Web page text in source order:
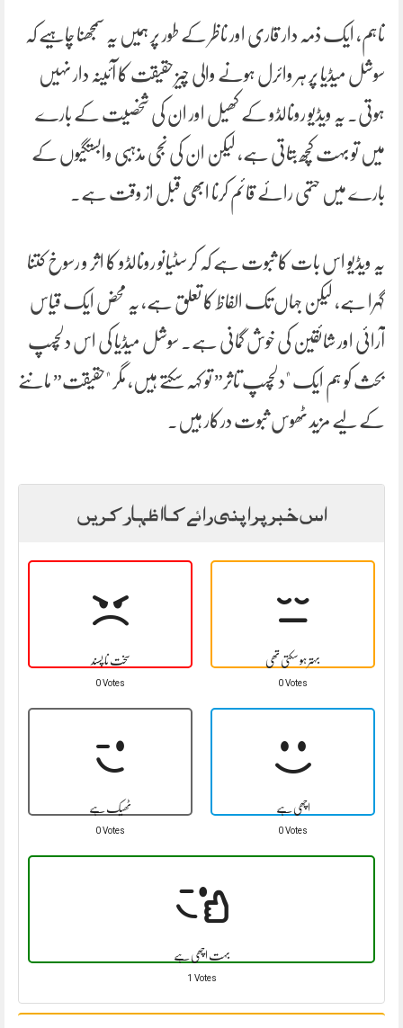
تاہم، ایک ذمہ دار قاری اور ناظر کے طور پر ہمیں یہ سمجھنا چاہیے کہ
سوشل میڈیا پر ہر وائرل ہونے والی چیز حقیقت کا آئینہ دار نہیں
ہوتی۔ یہ ویڈیو رونالڈو کے کھیل اور ان کی شخصیت کے بارے
میں تو بہت کچھ بتاتی ہے، لیکن ان کی نجی مذہبی وابستگیوں کے
بارے میں حتمی رائے قائم کرنا ابھی قبل از وقت ہے۔
یہ ویڈیو اس بات کا ثبوت ہے کہ کرسٹیانو رونالڈو کا اثر و رسوخ کتنا
گہرا ہے، لیکن جہاں تک الفاظ کا تعلق ہے، یہ محض ایک قیاس
آرائی اور شائقین کی خوش گمانی ہے۔ سوشل میڈیا کی اس دلچسپ
بحث کو ہم ایک "دلچسپ تاثر” تو کہہ سکتے ہیں، مگر "حقیقت” ماننے
کے لیے مزید ٹھوس ثبوت درکار ہیں۔
اس خبر پر اپنی رائے کا اظہار کریں
سخت نا پسند
0 Votes
بہتر ہو سکتی تھی
0 Votes
ٹھیک ہے
0 Votes
اچھی ہے
0 Votes
بہت اچھی ہے
1 Votes